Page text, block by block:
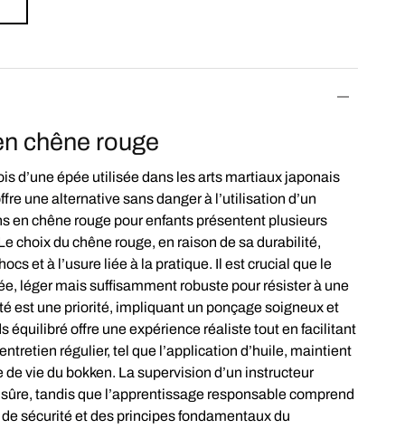
chêne rouge
d’une épée utilisée dans les arts martiaux japonais
une alternative sans danger à l’utilisation d’un
en chêne rouge pour enfants présentent plusieurs
choix du chêne rouge, en raison de sa durabilité,
et à l’usure liée à la pratique. Il est crucial que le
léger mais suffisamment robuste pour résister à une
est une priorité, impliquant un ponçage soigneux et
équilibré offre une expérience réaliste tout en facilitant
régulier, tel que l’application d’huile, maintient
vie du bokken. La supervision d’un instructeur
tandis que l’apprentissage responsable comprend
sécurité et des principes fondamentaux du